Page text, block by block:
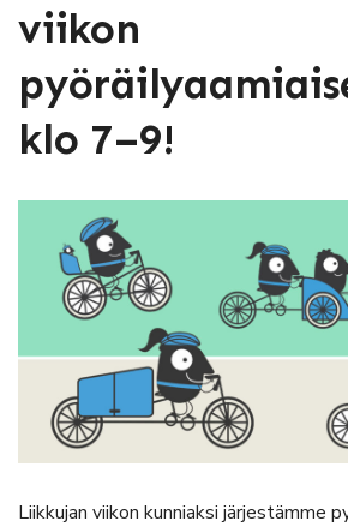
viikon
klo 7–9!
Liikkujan viikon kunniaksi järjestämme